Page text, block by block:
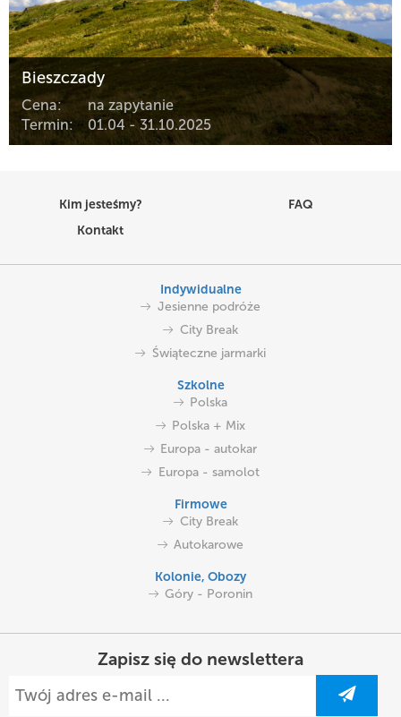
Bieszczady
Cena:
na zapytanie
Termin:
01.04 - 31.10.2025
Kim jesteśmy?
FAQ
Kontakt
Indywidualne
Jesienne podróże
City Break
Świąteczne jarmarki
Szkolne
Polska
Polska + Mix
Europa - autokar
Europa - samolot
Firmowe
City Break
Autokarowe
Kolonie, Obozy
Góry - Poronin
Zapisz się do newslettera